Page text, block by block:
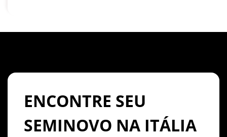
ENCONTRE SEU
SEMINOVO NA ITÁLIA